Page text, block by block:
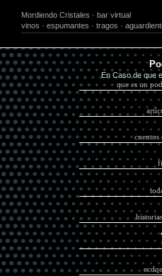
Mordiendo Cristales · bar virtual
vinos · espumantes · tragos ·
En Caso de que
que es un
cuentos
historias